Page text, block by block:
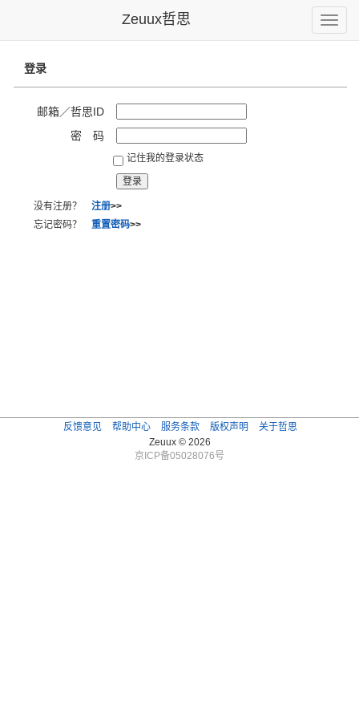
Toggle
Zeuux哲思
登录
邮箱／哲思ID
密 码
记住我的登录状态
没有注册？ 注册>>
忘记密码？ 重置密码>>
反馈意见 帮助中心 服务条款 版权声明
关于哲思
Zeuux © 2026
京ICP备05028076号